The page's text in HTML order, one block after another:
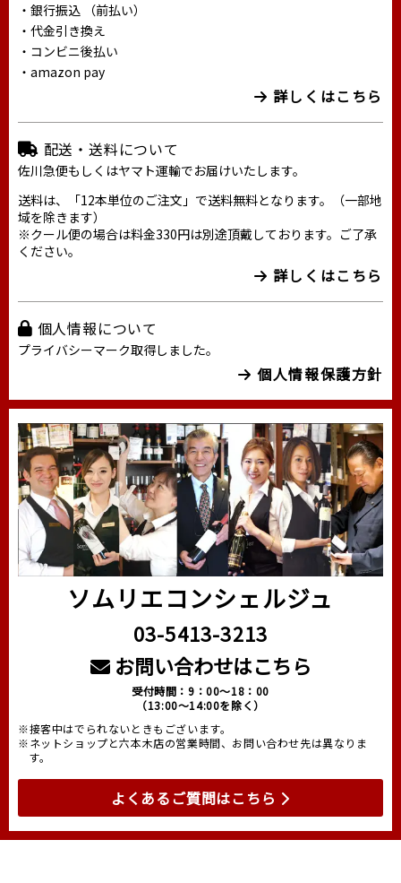
・銀行振込 （前払い）
・代金引き換え
・コンビニ後払い
・amazon pay
詳しくはこちら
配送・送料について
佐川急便もしくはヤマト運輸でお届けいたします。
送料は、「12本単位のご注文」で送料無料となります。（一部地
域を除きます）
※クール便の場合は料金330円は別途頂戴しております。ご了承
ください。
詳しくはこちら
個人情報について
プライバシーマーク取得しました。
個人情報保護方針
ソムリエコンシェルジュ
03-5413-3213
お問い合わせはこちら
受付時間：9：00～18：00
（13:00～14:00を除く）
※接客中はでられないときもございます。
※ネットショップと六本木店の営業時間、お問い合わせ先は異なりま
す。
よくあるご質問はこちら